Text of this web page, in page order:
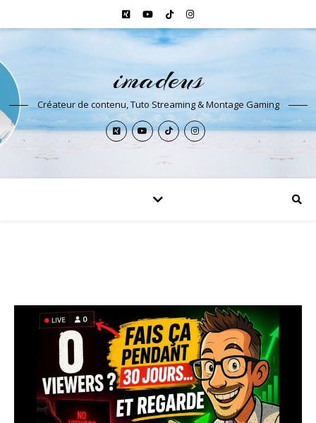
imadeus
Créateur de contenu, Tuto Streaming & Montage Gaming